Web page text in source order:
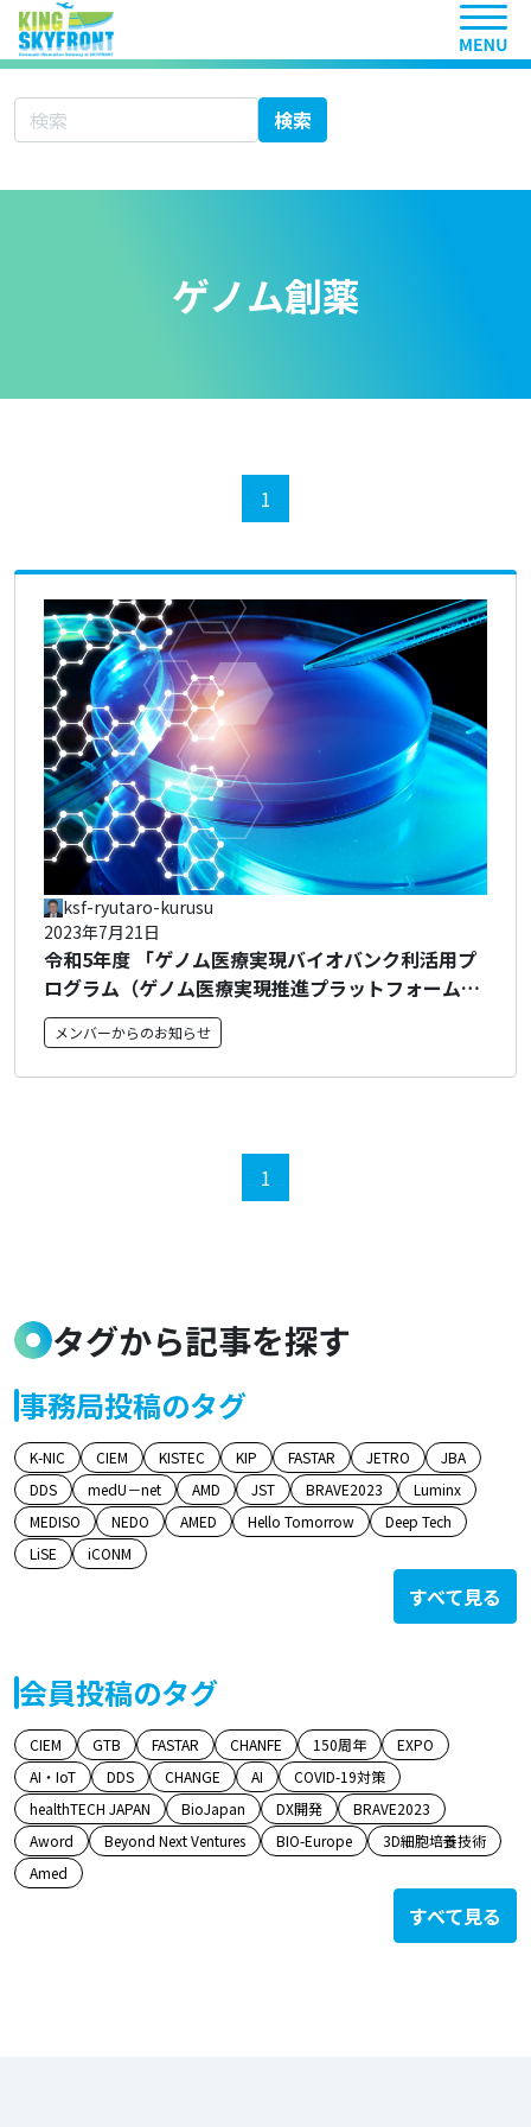
ヘッ
サイト内検索 検索
ゲノム創薬
1
令和5年度 「ゲノム医療実現バイオバンク利活用プ
ログラム（ゲノム医療実現推進プラットフォーム・
先端ゲノム研究開発）／ゲノム創薬基盤推進研究事
業［ゲノム研究を創薬等出口に繋げる研究開発プロ
グラム］」に係る公募について
2023年7月21日
ksf-ryutaro-kurusu
メンバーからのお知らせ
1
タグから記事を探す
事務局投稿のタグ
K-NIC CIEM KISTEC KIP FASTAR JETRO
JBA
DDS
medU－net AMD JST BRAVE2023
Luminx
MEDISO
NEDO AMED Hello Tomorrow
Deep Tech
LiSE
iCONM
すべて見る
会員投稿のタグ
CIEM GTB FASTAR CHANFE 150周年
EXPO
AI・IoT
DDS CHANGE AI
COVID-19対策
healthTECH JAPAN
BioJapan DX開発
BRAVE2023
Aword
Beyond Next Ventures BIO-Europe
3D細胞培養技術
Amed
すべて見る